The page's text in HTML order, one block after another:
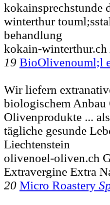
kokainsprechstunde
winterthur
behandlung
kokain-
19 BioOlivenouml;l
Wir liefern
biologischem
Olivenprodukte ...
tägliche gesunde
Liechtenstein
olivenoel-oliven.ch
Extravergine Extra
20 Micro Roastery